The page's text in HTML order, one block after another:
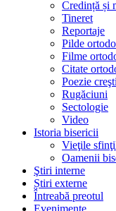
Credință și
Tineret
Reportaje
Pilde
Filme
Citate
Poezie
Rugăciuni
Sectologie
Video
Istoria bisericii
Vieţile
Oamenii
Ştiri interne
Știri externe
Întreabă preotul
Evenimente